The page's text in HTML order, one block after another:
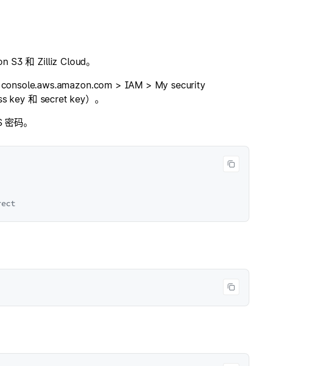
S3 和 Zilliz Cloud。
console.aws.amazon.com > IAM > My security
key 和 secret key）。
码。